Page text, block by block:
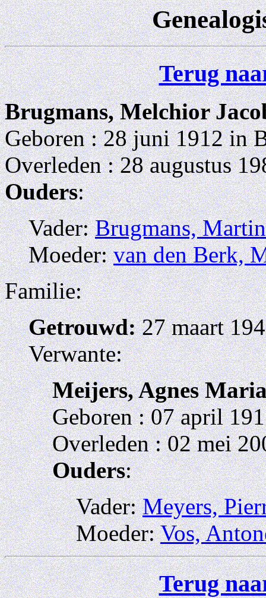
Terug
Brugmans, Melchior
Geboren : 28 juni 1912 in
Overleden : 28 augustus
Ouders:
Vader:Brugmans,
Moeder:van den Berk,
Familie:
Getrouwd:27 maart
Verwante:
Meijers, Agnes
Geboren : 07 april
Overleden : 02 mei
Ouders:
Vader:Meyers,
Moeder:Vos,
Terug